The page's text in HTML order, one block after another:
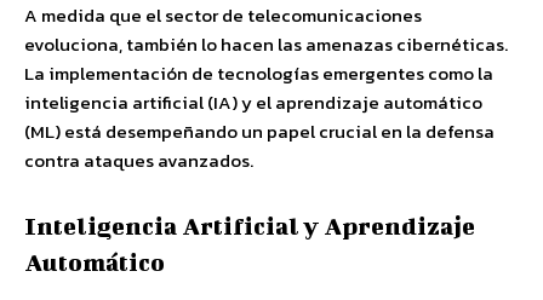
A medida que el sector de telecomunicaciones
evoluciona, también lo hacen las amenazas cibernéticas.
La implementación de tecnologías emergentes como la
inteligencia artificial (IA) y el aprendizaje automático
(ML) está desempeñando un papel crucial en la defensa
contra ataques avanzados.
Inteligencia Artificial y Aprendizaje
Automático